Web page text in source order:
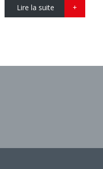
Lire la suite